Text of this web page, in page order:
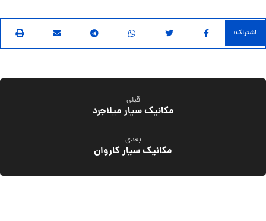
قبلی
مکانیک سیار میلاجرد
بعدی
مکانیک سیار کاروان